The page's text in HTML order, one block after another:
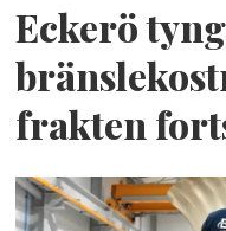
Eckerö
frakten